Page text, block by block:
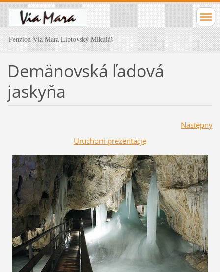
Penzion Via Mara Liptovský Mikuláš
Demänovská ľadová
jaskyňa
Następny
Uruchom prezentację